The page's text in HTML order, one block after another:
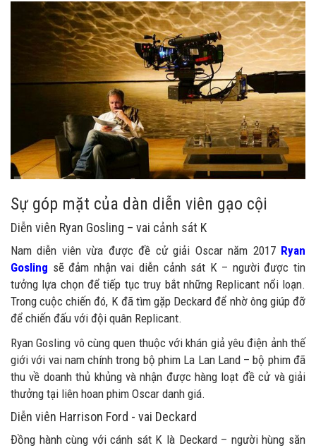
Sự góp mặt của dàn diễn viên gạo cội
Diễn viên Ryan Gosling – vai cảnh sát K
Nam diễn viên vừa được đề cử giải Oscar năm 2017 Ryan
Gosling sẽ đảm nhận vai diễn cảnh sát K – người được tin
tưởng lựa chọn để tiếp tục truy bắt những Replicant nổi loạn.
Trong cuộc chiến đó, K đã tìm gặp Deckard để nhờ ông giúp đỡ
để chiến đấu với đội quân Replicant.
Ryan Gosling vô cùng quen thuộc với khán giả yêu điện ảnh thế
giới với vai nam chính trong bộ phim La Lan Land – bộ phim đã
thu về doanh thủ khủng và nhận được hàng loạt đề cử và giải
thưởng tại liên hoan phim Oscar danh giá.
Diễn viên Harrison Ford - vai Deckard
Đồng hành cùng với cánh sát K là Deckard – người hùng săn